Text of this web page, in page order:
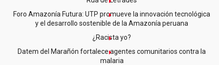
Foro Amazonía Futura: UTP promueve la innovación tecnológica
y el desarrollo sostenible de la Amazonía peruana
¿Racista yo?
Datem del Marañón fortalece agentes comunitarios contra la
malaria